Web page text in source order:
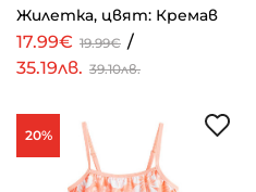
Жилетка, цвят: Кремав
17.99€ 19.99€ /
35.19лв. 39.10лв.
20%